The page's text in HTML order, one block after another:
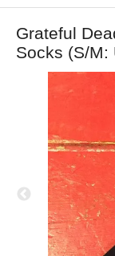
Grateful
Socks (S/M: